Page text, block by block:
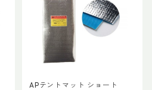
APテントマット ショート